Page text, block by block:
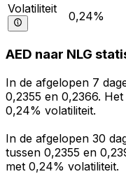
Volatiliteit
0,24%
AED naar NLG
In de afgelopen 7
0,2355 en 0,2366.
0,24% volatiliteit.
In de afgelopen 30
tussen 0,2355 en
met 0,24% volatiliteit.